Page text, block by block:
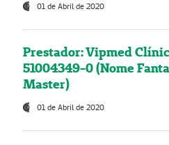
01 de Abril de 2020
Prestador: Vipmed
51004349-0 (Nome
Master)
01 de Abril de 2020